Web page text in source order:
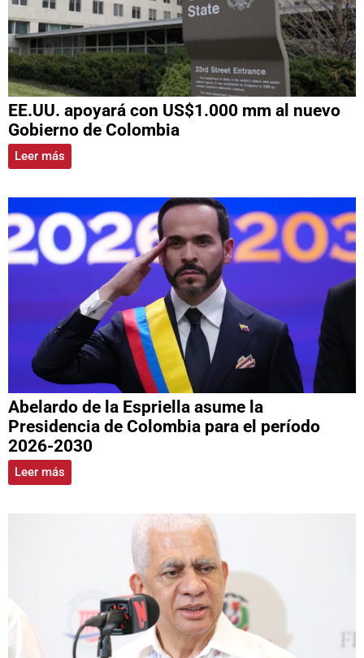
EE.UU. apoyará con US$1.000 mm al nuevo
Gobierno de Colombia
Leer más
Abelardo de la Espriella asume la
Presidencia de Colombia para el período
2026-2030
Leer más